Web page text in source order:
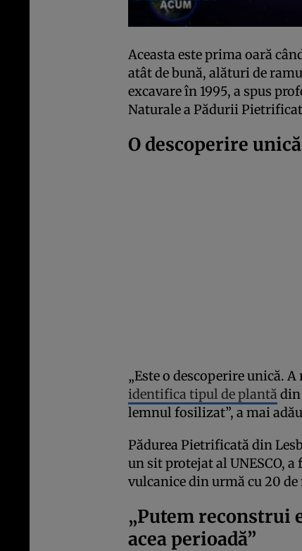
Aceasta este prima oară
atât de bună, alături de
excavare în 1995, a spus
Naturale a Pădurii
O descoperire unică
„Este o descoperire unică.
identifica tipul de plantă din
lemnul fosilizat”, a mai
Pădurea Pietrificată din
un sit protejat al UNESCO,
vulcanice din urmă cu 20
„Putem reconstrui
acea perioadă”